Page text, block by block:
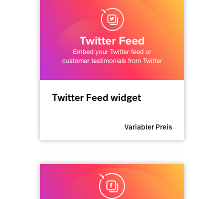
Twitter Feed widget
Variabler Preis